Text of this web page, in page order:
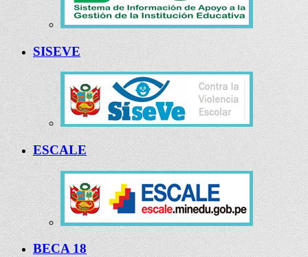
SISEVE
ESCALE
BECA 18